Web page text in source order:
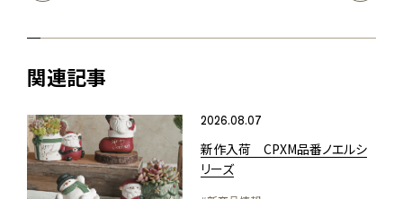
関連記事
2026.08.07
新作入荷 CPXM品番ノエルシ
リーズ